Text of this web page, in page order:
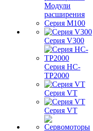
Модули
расширения
Серия M100
Серия V300
Серия HC-
TP2000
Серия VT
Серия VT